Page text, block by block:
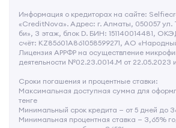
Информация о кредиторах на сайте:
«CreditNova». Адрес: г. Алматы, 050057 ул.
би», 3 этаж, блок D. БИН: 151140014481,
счёт: KZ85601А861058599271, АО
Лицензия АРРФР на осуществление
деятельности №02.23.0014.М от 22.05.2023
Сроки погашения и процентные ставки:
Максимальная доступная сумма для
тенге
Минимальный срок кредита — от 5 дней до
Минимальная процентная ставка — 3,65%